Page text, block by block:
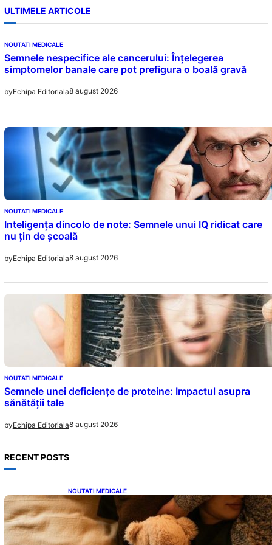
ULTIMELE ARTICOLE
NOUTATI MEDICALE
Semnele nespecifice ale cancerului: Înțelegerea
simptomelor banale care pot prefigura o boală gravă
byEchipa Editoriala8 august 2026
NOUTATI MEDICALE
Inteligența dincolo de note: Semnele unui IQ ridicat care
nu țin de școală
byEchipa Editoriala8 august 2026
NOUTATI MEDICALE
Semnele unei deficiențe de proteine: Impactul asupra
sănătății tale
byEchipa Editoriala8 august 2026
RECENT POSTS
NOUTATI MEDICALE
Somnul Sănătos: Câte Ore Trebuie Să Dormi
în Funcție de Vârstă și Impactul Asupra
Sănătății